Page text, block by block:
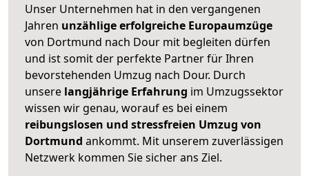
Unser Unternehmen hat in den vergangenen
Jahren unzählige erfolgreiche Europaumzüge
von Dortmund nach Dour mit begleiten dürfen
und ist somit der perfekte Partner für Ihren
bevorstehenden Umzug nach Dour. Durch
unsere langjährige Erfahrung im Umzugssektor
wissen wir genau, worauf es bei einem
reibungslosen und stressfreien Umzug von
Dortmund ankommt. Mit unserem zuverlässigen
Netzwerk kommen Sie sicher ans Ziel.